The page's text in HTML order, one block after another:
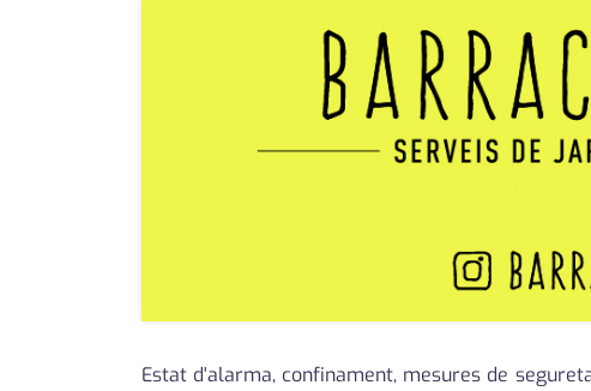
Estat d'alarma, confinament, mesures de